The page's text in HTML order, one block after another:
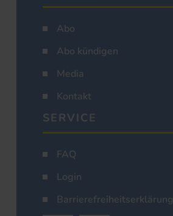
Abo
Abo kündigen
Media
Kontakt
SERVICE
FAQ
Login
Barrierefreiheitserklärung